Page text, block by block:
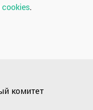
cookies.
комитет